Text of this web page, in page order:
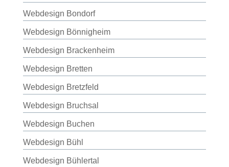
Webdesign Bondorf
Webdesign Bönnigheim
Webdesign Brackenheim
Webdesign Bretten
Webdesign Bretzfeld
Webdesign Bruchsal
Webdesign Buchen
Webdesign Bühl
Webdesign Bühlertal